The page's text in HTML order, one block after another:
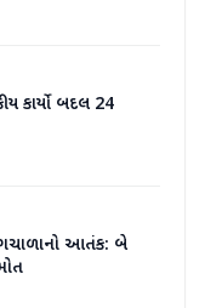
કાર્યો બદલ 24
આતંક: બે